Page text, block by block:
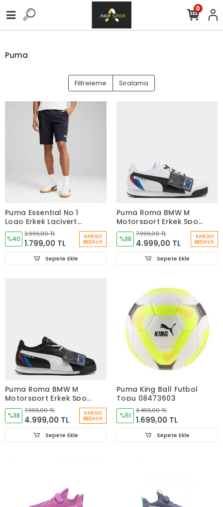
0
Puma
Filtreleme Sıralama
Puma Essential No 1
Logo Erkek Lacivert
Şort 68259416
%40
2.999,00 TL
1.799,00 TL
KARGO
BEDAVA
Sepete Ekle
Puma Roma BMW M
Motorsport Erkek Spor
Ayakkabı Beyaz
30911402
%38
7.999,00 TL
4.999,00 TL
KARGO
BEDAVA
Sepete Ekle
Puma Roma BMW M
Motorsport Erkek Spor
Ayakkabı Siyah
30911401
%38
7.999,00 TL
4.999,00 TL
KARGO
BEDAVA
Sepete Ekle
Puma King Ball Futbol
Topu 08473603
%51
3.499,00 TL
1.699,00 TL
Sepete Ekle